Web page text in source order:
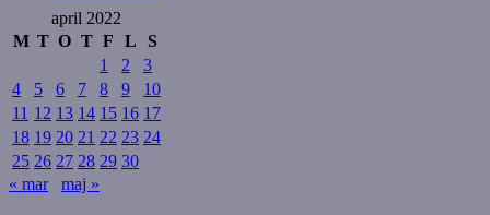
april 2022
M T O T F L
S
1
2
3
4
5 6 7 8 9
10
11 12 13 14 15 16 17
18 19 20 21 22 23 24
25 26 27 28 29 30
« mar
maj »